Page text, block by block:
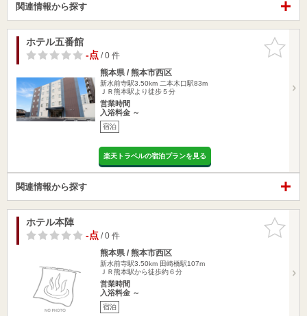
関連情報から探す
お気に入
りに追加
ホテル五番館
-点/ 0 件
熊本県 / 熊本市西区
新水前寺駅3.50km 二本木口駅83m
ＪＲ熊本駅より徒歩５分
営業時間
入浴料金 ～
宿泊
楽天トラベルの宿泊プランを見る
関連情報から探す
お気に入
りに追加
ホテル本陣
-点/ 0 件
熊本県 / 熊本市西区
新水前寺駅3.50km 田崎橋駅107m
ＪＲ熊本駅から徒歩約６分
営業時間
入浴料金 ～
宿泊